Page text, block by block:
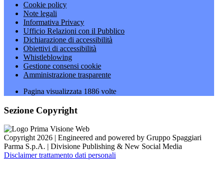
Cookie policy
Note legali
Informativa Privacy
Ufficio Relazioni con il Pubblico
Dichiarazione di accessibilità
Obiettivi di accessibilità
Whistleblowing
Gestione consensi cookie
Amministrazione trasparente
Pagina visualizzata 1886 volte
Sezione Copyright
Copyright 2026 | Engineered and powered by Gruppo Spaggiari
Parma S.p.A. | Divisione Publishing & New Social Media
Disclaimer trattamento dati personali